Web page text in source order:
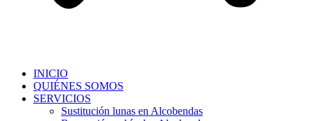
INICIO
QUIÉNES SOMOS
SERVICIOS
Sustitución lunas en Alcobendas